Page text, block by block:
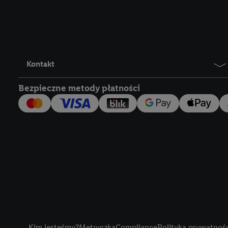
Kontakt
Bezpieczne metody płatności
Lidl Plus, możemy
wymienionych
następnie
użytkownika w
my i jeden z innych
Użytkownik upoważnia
usługach Lidl. Utiq
tak, Utiq udostępni
numeru
wykorzystany do
szczególności
obsługiwanych przez
korzystanie z
lub